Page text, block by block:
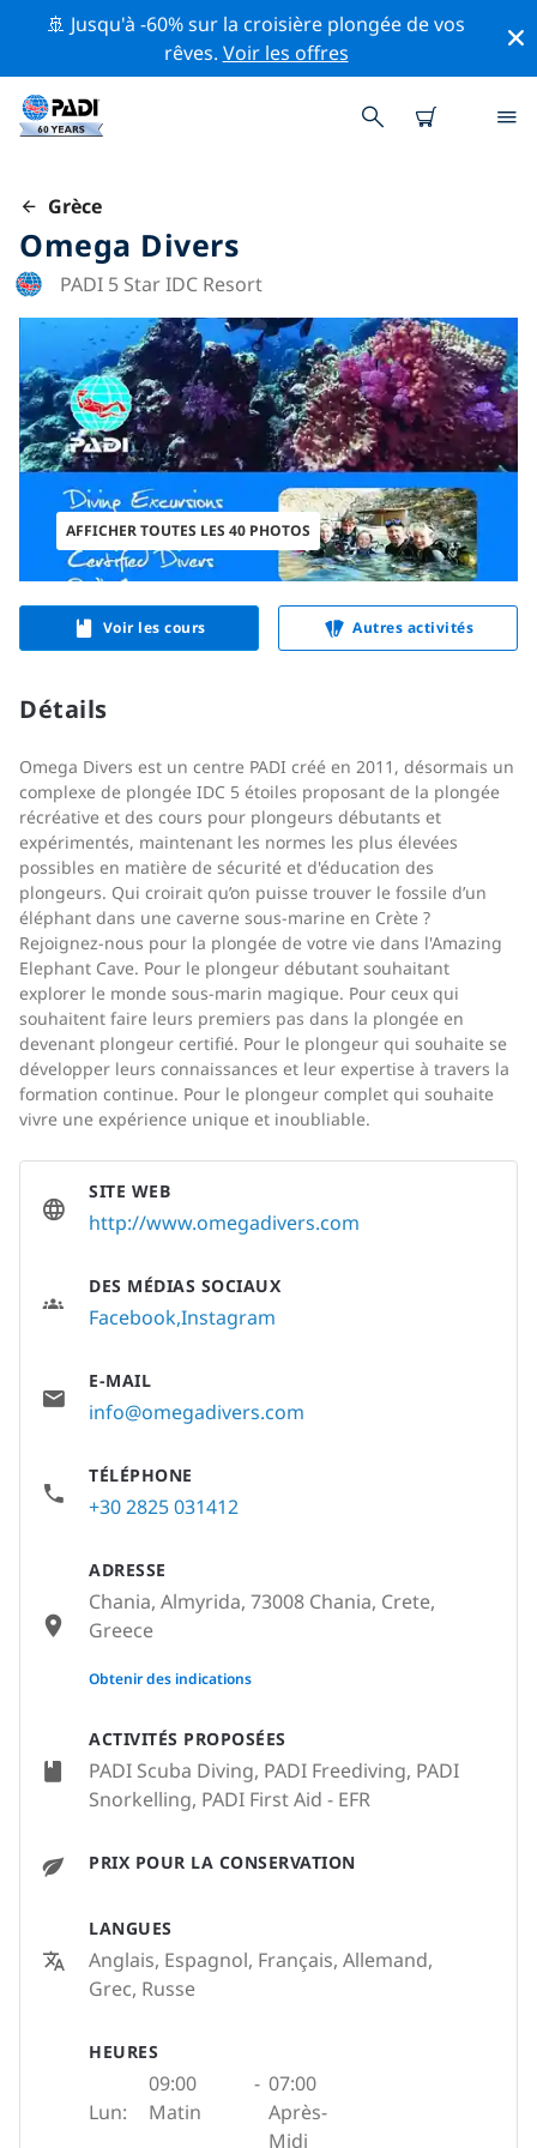
🚢 Jusqu'à -60% sur la croisière plongée de vos
rêves. Voir les offres
Grèce
Omega Divers
PADI 5 Star IDC Resort
AFFICHER TOUTES LES 40 PHOTOS
Voir les cours Autres activités
Détails
Omega Divers est un centre PADI créé en 2011, désormais un
complexe de plongée IDC 5 étoiles proposant de la plongée
récréative et des cours pour plongeurs débutants et
expérimentés, maintenant les normes les plus élevées
possibles en matière de sécurité et d'éducation des
plongeurs. Qui croirait qu’on puisse trouver le fossile d’un
éléphant dans une caverne sous-marine en Crète ?
Rejoignez-nous pour la plongée de votre vie dans l'Amazing
Elephant Cave. Pour le plongeur débutant souhaitant
explorer le monde sous-marin magique. Pour ceux qui
souhaitent faire leurs premiers pas dans la plongée en
devenant plongeur certifié. Pour le plongeur qui souhaite se
développer leurs connaissances et leur expertise à travers la
formation continue. Pour le plongeur complet qui souhaite
vivre une expérience unique et inoubliable.
ACTIVITÉS PROPOSÉES
PADI Scuba Diving, PADI Freediving, PADI
Snorkelling, PADI First Aid - EFR
PRIX POUR LA CONSERVATION
LANGUES
Anglais, Espagnol, Français, Allemand,
Grec, Russe
HEURES
Lun:
09:00
Matin
- 07:00
Après-
Midi
SITE WEB
http://www.omegadivers.com
DES MÉDIAS SOCIAUX
FacebookInstagram
E-MAIL
info@omegadivers.com
TÉLÉPHONE
+30 2825 031412
ADRESSE
Chania, Almyrida, 73008 Chania, Crete,
Greece
None
Obtenir des indications